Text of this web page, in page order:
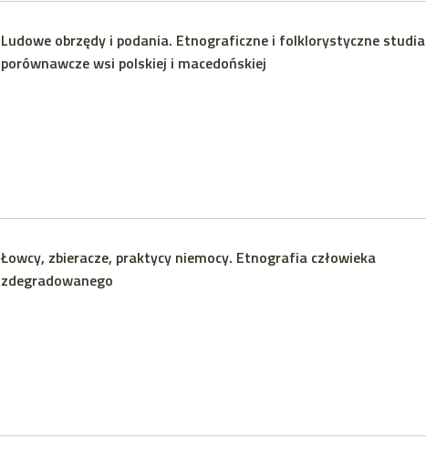
Ludowe obrzędy i podania. Etnograficzne i folklorystyczne studia
porównawcze wsi polskiej i macedońskiej
Łowcy, zbieracze, praktycy niemocy. Etnografia człowieka
zdegradowanego